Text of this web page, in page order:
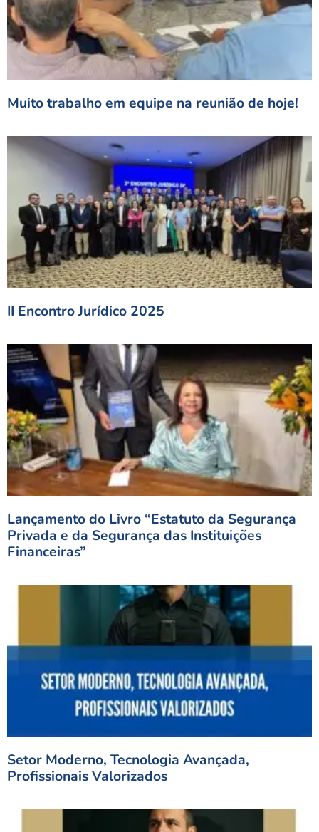
Muito trabalho em equipe na reunião de hoje!
II Encontro Jurídico 2025
Lançamento do Livro “Estatuto da Segurança
Privada e da Segurança das Instituições
Financeiras”
Setor Moderno, Tecnologia Avançada,
Profissionais Valorizados